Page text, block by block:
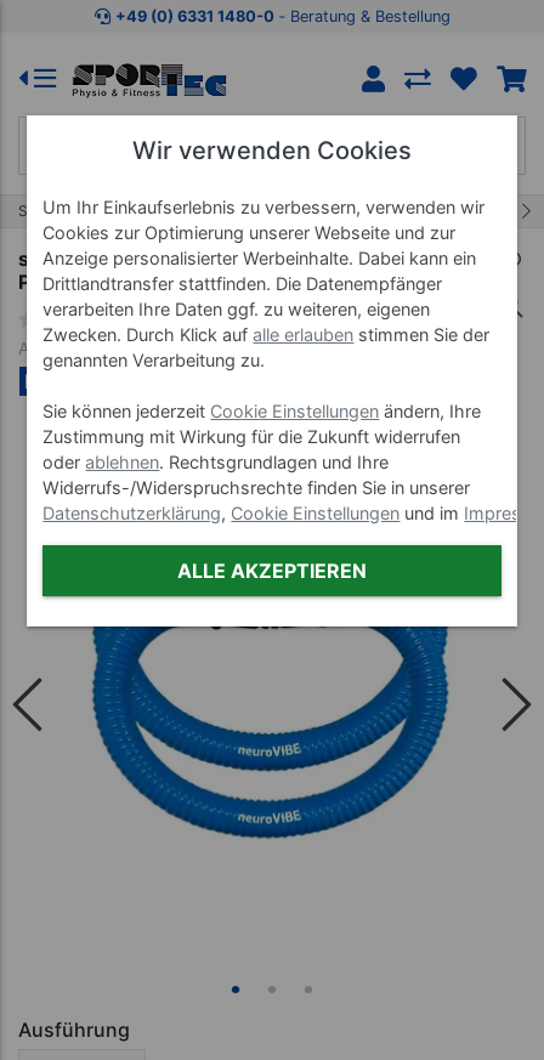
Zum Kaufbereich springen Zur Produktbeschreibung
+49 (0) 6331 1480-0 ‐ Beratung & Bestellung
Start Gymnastikartikel Ringe 2/20
smovey neuroVIBE small/light Schwungringe,
Paar
Art-Nr. 03928--01
NEU
Ausführung
Wir verwenden Cookies
Um Ihr Einkaufserlebnis zu verbessern, verwenden wir
Cookies zur Optimierung unserer Webseite und zur
Anzeige personalisierter Werbeinhalte. Dabei kann ein
Drittlandtransfer stattfinden. Die Datenempfänger
verarbeiten Ihre Daten ggf. zu weiteren, eigenen
Zwecken. Durch Klick aufalle erlauben stimmen Sie der
genannten Verarbeitung zu.
Sie können jederzeit Cookie Einstellungen ändern, Ihre
Zustimmung mit Wirkung für die Zukunft widerrufen
oderablehnen. Rechtsgrundlagen und Ihre
Widerrufs-/Widerspruchsrechte finden Sie in unserer
Datenschutzerklärung, Cookie Einstellungen und im
ALLE AKZEPTIEREN